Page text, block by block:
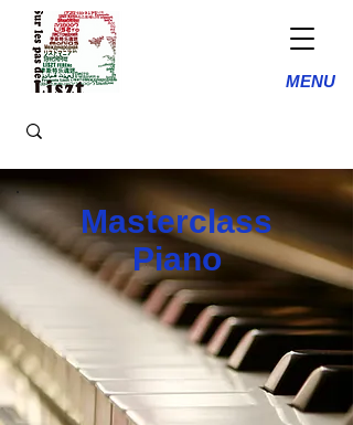
MENU
Masterclass
Piano